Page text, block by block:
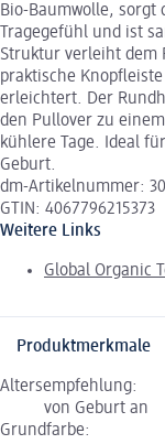
Bio-Baumwolle, sorgt
Tragegefühl und ist
Struktur verleiht dem
praktische
erleichtert. Der
den Pullover zu
kühlere Tage. Ideal
Geburt.
dm-Artikelnummer:
GTIN: 4067796215373
Weitere Links
Global Organic
Produktmerkmale
Altersempfehlung:
von Geburt an
Grundfarbe: